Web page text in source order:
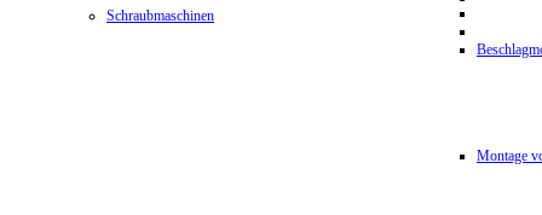
Schraubmaschinen
Montage